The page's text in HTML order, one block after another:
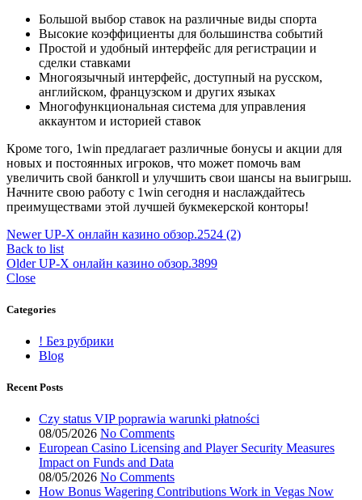
Большой выбор ставок на различные виды спорта
Высокие коэффициенты для большинства событий
Простой и удобный интерфейс для регистрации и
сделки ставками
Многоязычный интерфейс, доступный на русском,
английском, французском и других языках
Многофункциональная система для управления
аккаунтом и историей ставок
Кроме того, 1win предлагает различные бонусы и акции для
новых и постоянных игроков, что может помочь вам
увеличить свой банкroll и улучшить свои шансы на выигрыш.
Начните свою работу с 1win сегодня и наслаждайтесь
преимуществами этой лучшей букмекерской конторы!
Newer UP-X онлайн казино обзор.2524 (2)
Back to list
Older UP-X онлайн казино обзор.3899
Close
Categories
! Без рубрики
Blog
Recent Posts
Czy status VIP poprawia warunki płatności
08/05/2026 No Comments
European Casino Licensing and Player Security Measures
Impact on Funds and Data
08/05/2026 No Comments
How Bonus Wagering Contributions Work in Vegas Now